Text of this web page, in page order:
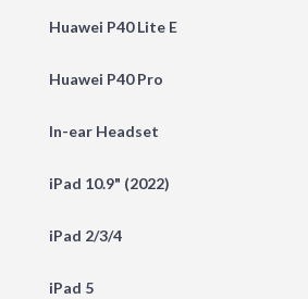
Huawei P40 Lite E
Huawei P40 Pro
In-ear Headset
iPad 10.9" (2022)
iPad 2/3/4
iPad 5